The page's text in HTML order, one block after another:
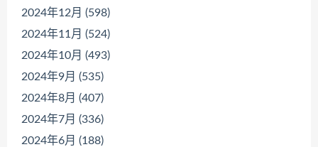
2024年12月 (598)
2024年11月 (524)
2024年10月 (493)
2024年9月 (535)
2024年8月 (407)
2024年7月 (336)
2024年6月 (188)